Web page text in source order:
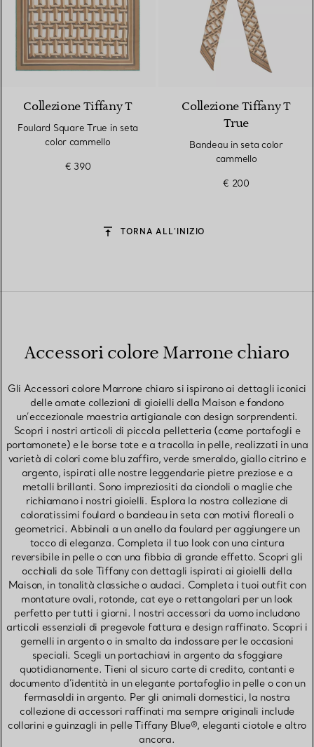
3 Colori
Collezione Tiffany T
Foulard Square True in seta
color cammello
€ 390
Collezione Tiffany T
True
Bandeau in seta color
cammello
€ 200
TORNA ALL’INIZIO
Accessori colore Marrone chiaro
Gli Accessori colore Marrone chiaro si ispirano ai dettagli iconici
delle amate collezioni di gioielli della Maison e fondono
un’eccezionale maestria artigianale con design sorprendenti.
Scopri i nostri articoli di piccola pelletteria (come portafogli e
portamonete) e le borse tote e a tracolla in pelle, realizzati in una
varietà di colori come blu zaffiro, verde smeraldo, giallo citrino e
argento, ispirati alle nostre leggendarie pietre preziose e a
metalli brillanti. Sono impreziositi da ciondoli o maglie che
richiamano i nostri gioielli. Esplora la nostra collezione di
coloratissimi foulard o bandeau in seta con motivi floreali o
geometrici. Abbinali a un anello da foulard per aggiungere un
tocco di eleganza. Completa il tuo look con una cintura
reversibile in pelle o con una fibbia di grande effetto. Scopri gli
occhiali da sole Tiffany con dettagli ispirati ai gioielli della
Maison, in tonalità classiche o audaci. Completa i tuoi outfit con
montature ovali, rotonde, cat eye o rettangolari per un look
perfetto per tutti i giorni. I nostri accessori da uomo includono
articoli essenziali di pregevole fattura e design raffinato. Scopri i
gemelli in argento o in smalto da indossare per le occasioni
speciali. Scegli un portachiavi in argento da sfoggiare
quotidianamente. Tieni al sicuro carte di credito, contanti e
documento d’identità in un elegante portafoglio in pelle o con un
fermasoldi in argento. Per gli animali domestici, la nostra
collezione di accessori raffinati ma sempre originali include
collarini e guinzagli in pelle Tiffany Blue®, eleganti ciotole e altro
ancora.